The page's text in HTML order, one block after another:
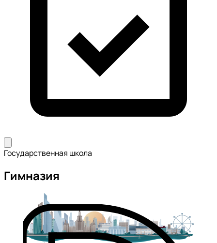
Государственная школа
Гимназия